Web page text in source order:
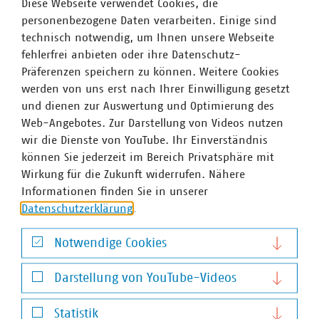
Diese braucht es, damit unser Know-How gesichert
werden kann und damit wir technologisch und politisch
resilienter aufgestellt sind. Für kurzfristig mehr
Windenergie braucht es außerdem mehr Flächen und
schnellere Genehmigungen sowie weniger Hürden beim
Transport von Anlagen und Komponenten.“
Ingbert Liebing, Hauptgeschäftsführer des Verbands
kommunaler Unternehmen (VKU): „Die Windenergie
bietet ein großes Potenzial für die lokale Wertschöpfung,
für die Schaffung und Sicherung von Arbeitsplätzen vor
Ort. Auch der vorausschauende Ausbau der Verteilnetze,
deren Finanzierung und entsprechende
Investitionsanreize müssen in einer Strategie
berücksichtigt werden, denn: ohne Netz kein Strom. Die
Digitalisierung hilft, neue Windkraftanlagen intelligent zu
steuern. So kommen Stromangebot und -nachfrage in
einem intelligenten Stromnetz zusammen.“
Diese Webseite verwendet Cookies, die
personenbezogene Daten verarbeiten. Einige sind
technisch notwendig, um Ihnen unsere Webseite
fehlerfrei anbieten oder ihre Datenschutz-
Präferenzen speichern zu können. Weitere Cookies
werden von uns erst nach Ihrer Einwilligung gesetzt
und dienen zur Auswertung und Optimierung des
Web-Angebotes. Zur Darstellung von Videos nutzen
wir die Dienste von YouTube. Ihr Einverständnis
können Sie jederzeit im Bereich Privatsphäre mit
Wirkung für die Zukunft widerrufen. Nähere
Informationen finden Sie in unserer
Datenschutzerklärung
Notwendige Cookies
Notwendige Cookies
Darstellung von YouTube-Videos
Darstellung von YouTube-Videos
Statistik